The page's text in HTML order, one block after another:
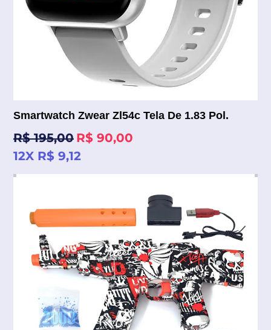
Smartwatch Zwear Zl54c Tela De 1.83 Pol.
Preço
normal
R$ 195,00 R$ 90,00
12X R$ 9,12